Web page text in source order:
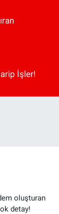
İşler!
oluşturan
detay!